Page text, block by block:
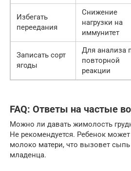
Избегать
переедания
Снижение
нагрузки на
иммунитет
Записать сорт
ягоды
Для анализа
повторной
реакции
FAQ: Ответы на частые
Можно ли давать жимолость
Не рекомендуется. Ребенок может
молоко матери, что вызовет
младенца.